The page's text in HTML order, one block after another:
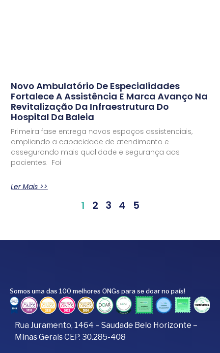
Novo Ambulatório De Especialidades
Fortalece A Assistência E Marca Avanço Na
Revitalização Da Infraestrutura Do
Hospital Da Baleia
Primeira fase entrega novos espaços assistenciais,
ampliando a capacidade de atendimento e
assegurando mais qualidade e segurança aos
pacientes. Foi
Ler Mais >>
1 2 3 4 5
Somos uma das 100 melhores ONGs para se doar no país!
Rua Juramento, 1464 – Saudade Belo Horizonte –
Minas Gerais CEP. 30.285-408